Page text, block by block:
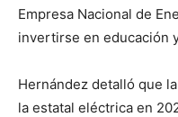
Empresa Nacional de
invertirse en educación
Hernández detalló que
la estatal eléctrica en